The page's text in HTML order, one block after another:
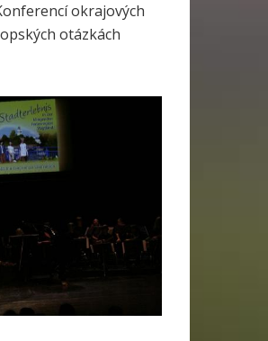
okrajových
otázkách